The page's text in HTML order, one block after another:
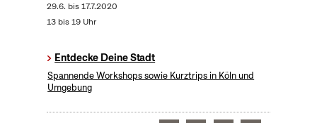
29.6. bis17.7.2020
13 bis 19 Uhr
Entdecke Deine Stadt
Spannende Workshops sowie Kurztrips in Köln und
Umgebung